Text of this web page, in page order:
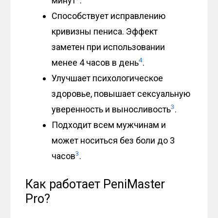
Способствует исправлению
кривизны пениса. Эффект
заметен при использовании
менее 4 часов в день4.
Улучшает психологическое
здоровье, повышает сексуальную
уверенность и выносливость3.
Подходит всем мужчинам и
может носиться без боли до 3
часов3.
Как работает PeniMaster
Pro?